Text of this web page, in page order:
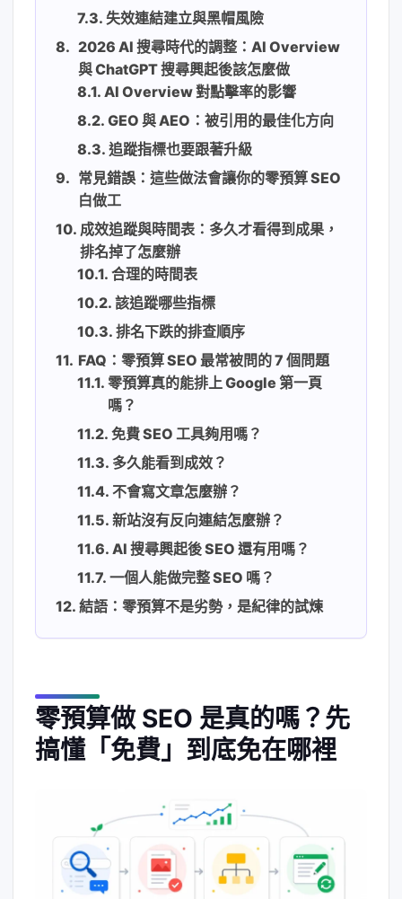
失效連結建立與黑帽風險
2026 AI 搜尋時代的調整：AI Overview
與 ChatGPT 搜尋興起後該怎麼做
AI Overview 對點擊率的影響
GEO 與 AEO：被引用的最佳化方向
追蹤指標也要跟著升級
常見錯誤：這些做法會讓你的零預算 SEO
白做工
成效追蹤與時間表：多久才看得到成果，
排名掉了怎麼辦
合理的時間表
該追蹤哪些指標
排名下跌的排查順序
FAQ：零預算 SEO 最常被問的 7 個問題
零預算真的能排上 Google 第一頁
嗎？
免費 SEO 工具夠用嗎？
多久能看到成效？
不會寫文章怎麼辦？
新站沒有反向連結怎麼辦？
AI 搜尋興起後 SEO 還有用嗎？
一個人能做完整 SEO 嗎？
結語：零預算不是劣勢，是紀律的試煉
零預算做 SEO 是真的嗎？先
搞懂「免費」到底免在哪裡